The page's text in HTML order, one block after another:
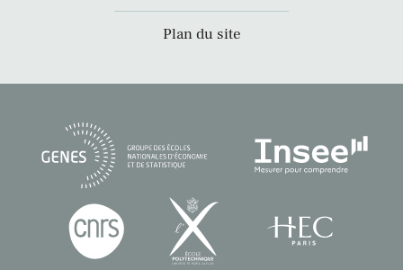
Plan du site